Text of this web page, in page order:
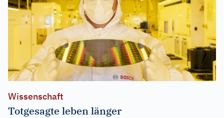
Wissenschaft
Totgesagte leben länger